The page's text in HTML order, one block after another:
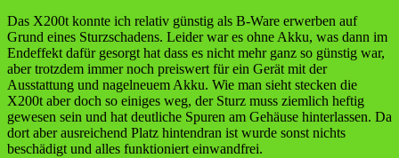
Das X200t konnte ich relativ günstig als B-Ware erwerben auf
Grund eines Sturzschadens. Leider war es ohne Akku, was dann im
Endeffekt dafür gesorgt hat dass es nicht mehr ganz so günstig war,
aber trotzdem immer noch preiswert für ein Gerät mit der
Ausstattung und nagelneuem Akku. Wie man sieht stecken die
X200t aber doch so einiges weg, der Sturz muss ziemlich heftig
gewesen sein und hat deutliche Spuren am Gehäuse hinterlassen. Da
dort aber ausreichend Platz hintendran ist wurde sonst nichts
beschädigt und alles funktioniert einwandfrei.